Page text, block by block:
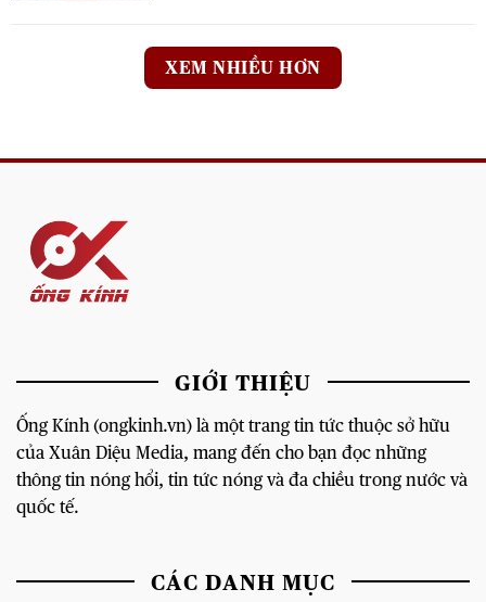
XEM NHIỀU HƠN
GIỚI THIỆU
Ống Kính (ongkinh.vn) là một trang tin tức thuộc sở hữu
của Xuân Diệu Media, mang đến cho bạn đọc những
thông tin nóng hổi, tin tức nóng và đa chiều trong nước và
quốc tế.
CÁC DANH MỤC